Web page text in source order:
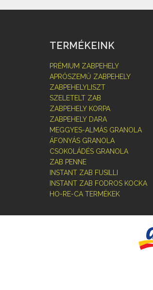
TERMÉKEINK
PRÉMIUM ZABPEHELY
APRÓSZEMŰ ZABPEHELY
ZABPEHELYLISZT
SZELETELT ZAB
ZABPEHELY KORPA
ZABPEHELY DARA
MEGGYES-ALMÁS GRANOLA
ÁFONYÁS GRANOLA
CSOKOLÁDÉS GRANOLA
ZAB PENNE
INSTANT ZAB FUSILLI
INSTANT ZAB FODROS KOCKA
HO-RE-CA TERMÉKEK